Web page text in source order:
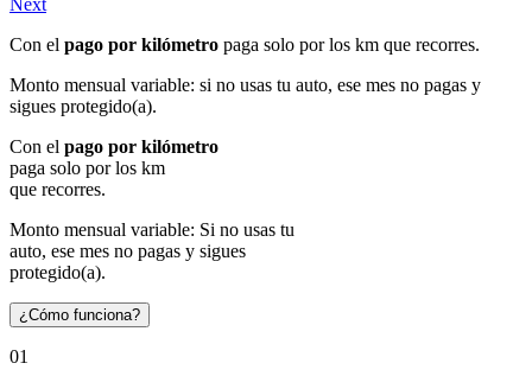
Con el pago por kilómetro paga solo por los km que recorres.
Monto mensual variable: si no usas tu auto, ese mes no pagas y
sigues protegido(a).
Con el pago por kilómetro
paga solo por los km
que recorres.
Monto mensual variable: Si no usas tu
auto, ese mes no pagas y sigues
protegido(a).
¿Cómo funciona?
01